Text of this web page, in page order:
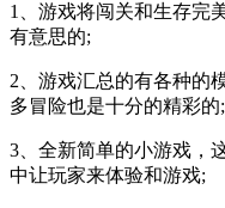
1、游戏将闯关和生存完
有意思的;
2、游戏汇总的有各种的
多冒险也是十分的精彩的;
3、全新简单的小游戏，
中让玩家来体验和游戏;